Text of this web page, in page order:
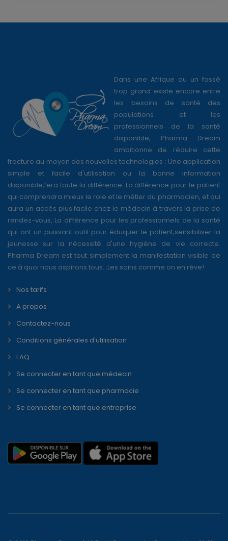
Dans une Afrique ou un fossé
trop grand existe encore entre
les besoins de santé des
populations et les
professionnels de la santé
disponible, Pharma Dream
ambitionne de réduire cette
fracture au moyen des nouvelles technologies : Une application
simple et facile d'utilisation ou la bonne information
disponible,fera toute la différence. La différence pour le patient
qui comprendra mieux le role et le métier du pharmacien, et qui
aura un accès plus facile chez le médecin à travers la prise de
rendez-vous, La différence pour les professionnels de la santé
qui ont un puissant outil pour éduquer le patient,sensibiliser la
jeunesse sur la nécessité d'une hygiène de vie correcte.
Pharma Dream est tout simplement la manifestation visible de
ce à quoi nous aspirons tous...Les soins comme on en rêve!
Nos tarifs
A propos
Contactez-nous
Conditions générales d'utilisation
FAQ
Se connecter en tant que médecin
Se connecter en tant que pharmacie
Se connecter en tant que entreprise